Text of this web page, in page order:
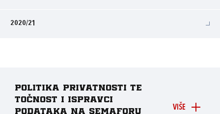
2020/21
VIŠE
Politika privatnosti te
točnost i ispravci
podataka na Semaforu